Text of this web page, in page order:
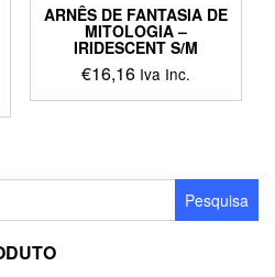
ARNÊS DE FANTASIA DE
MITOLOGIA –
IRIDESCENT S/M
€16,16 Iva Inc.
Pesquisa